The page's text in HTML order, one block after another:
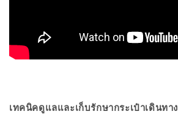
เทคนิคดูแลและเก็บรักษากระเป๋าเดินทาง